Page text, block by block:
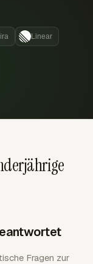
Linear
Fragen zur